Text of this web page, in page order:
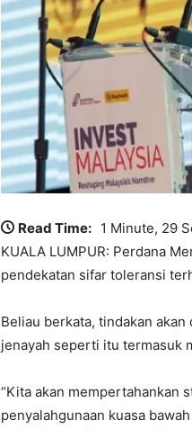
Read Time: 1 Minute, 29
KUALA LUMPUR: Perdana
pendekatan sifar toleransi
Beliau berkata, tindakan
jenayah seperti itu termasuk
“Kita akan mempertahankan
penyalahgunaan kuasa